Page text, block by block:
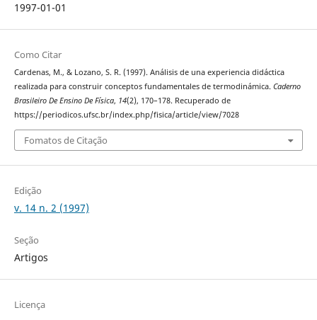
1997-01-01
Como Citar
Cardenas, M., & Lozano, S. R. (1997). Análisis de una experiencia didáctica
realizada para construir conceptos fundamentales de termodinámica. Caderno
Brasileiro De Ensino De Física, 14(2), 170–178. Recuperado de
https://periodicos.ufsc.br/index.php/fisica/article/view/7028
Fomatos de Citação
Edição
v. 14 n. 2 (1997)
Seção
Artigos
Licença